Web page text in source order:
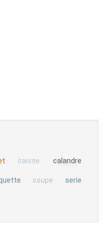
caisse calandre
coupe serie